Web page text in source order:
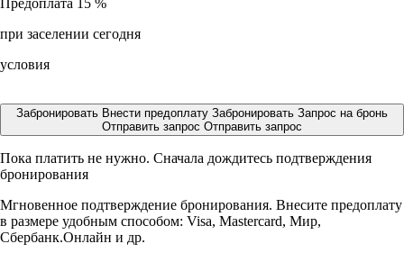
Предоплата 15 %
при заселении сегодня
условия
Забронировать Внести предоплату Забронировать Запрос на бронь
Отправить запрос Отправить запрос
Пока платить не нужно. Сначала дождитесь подтверждения
бронирования
Мгновенное подтверждение бронирования. Внесите предоплату
в размере удобным способом: Visa, Mastercard, Мир,
Сбербанк.Онлайн и др.